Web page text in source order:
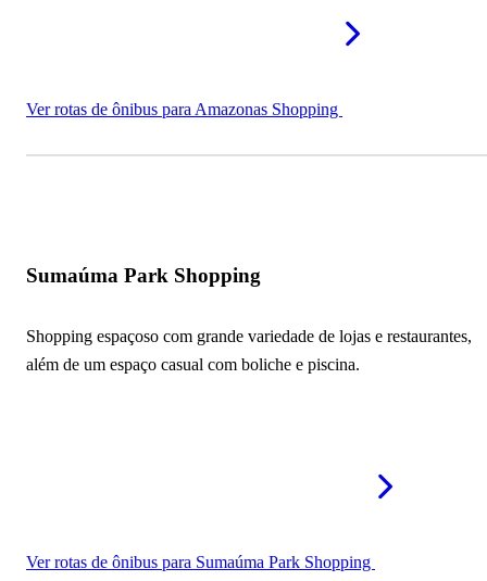
Ver rotas de ônibus para Amazonas Shopping
Sumaúma Park Shopping
Shopping espaçoso com grande variedade de lojas e restaurantes,
além de um espaço casual com boliche e piscina.
Ver rotas de ônibus para Sumaúma Park Shopping